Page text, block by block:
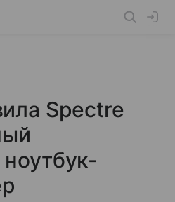
Spectre